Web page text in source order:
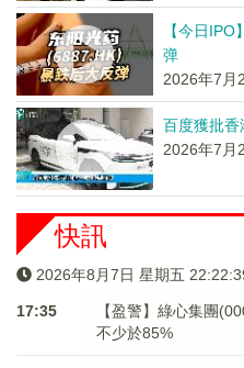
【今日
弹
2026年7月
百度獲批香
2026年7月
快訊
2026年8月7日 星期五
17:35
【盈警】綠心集團
不少於85%